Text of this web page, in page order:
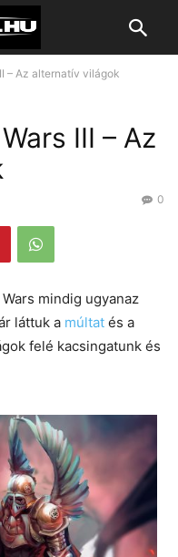
– Az alternatív világok
III – Az
0
mindig ugyanaz
láttuk a múltat és a
felé kacsingatunk és